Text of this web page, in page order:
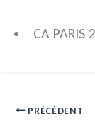
CA PARIS
PRÉCÉDENT